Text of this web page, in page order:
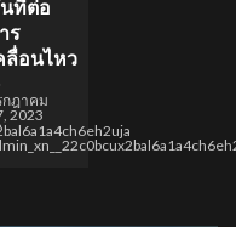
ทีต่อ
ร
ลื่อนไหว
กฎาคม
2023